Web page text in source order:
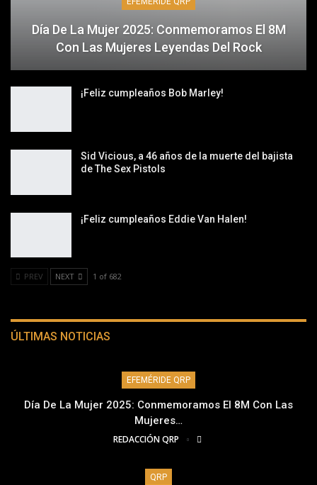
Día De La Mujer 2025: Conmemoramos El 8M
Con Las Mujeres Leyendas Del Rock
¡Feliz cumpleaños Bob Marley!
Sid Vicious, a 46 años de la muerte del bajista
de The Sex Pistols
¡Feliz cumpleaños Eddie Van Halen!
PREV NEXT 1 of 682
ÚLTIMAS NOTICIAS
EFEMÉRIDE QRP
Día De La Mujer 2025: Conmemoramos El 8M Con Las
Mujeres…
REDACCIÓN QRP
QRP